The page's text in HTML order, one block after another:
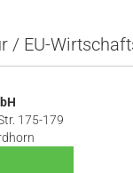
/ EU-
175-179